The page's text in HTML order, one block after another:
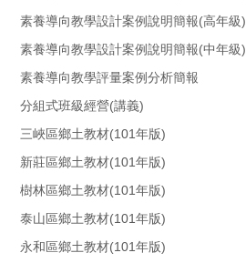
素養導向教學設計案例說明簡報(高年級)
素養導向教學設計案例說明簡報(中年級)
素養導向教學評量案例分析簡報
分組式班級經營(講義)
三峽區鄉土教材(101年版)
新莊區鄉土教材(101年版)
樹林區鄉土教材(101年版)
泰山區鄉土教材(101年版)
永和區鄉土教材(101年版)